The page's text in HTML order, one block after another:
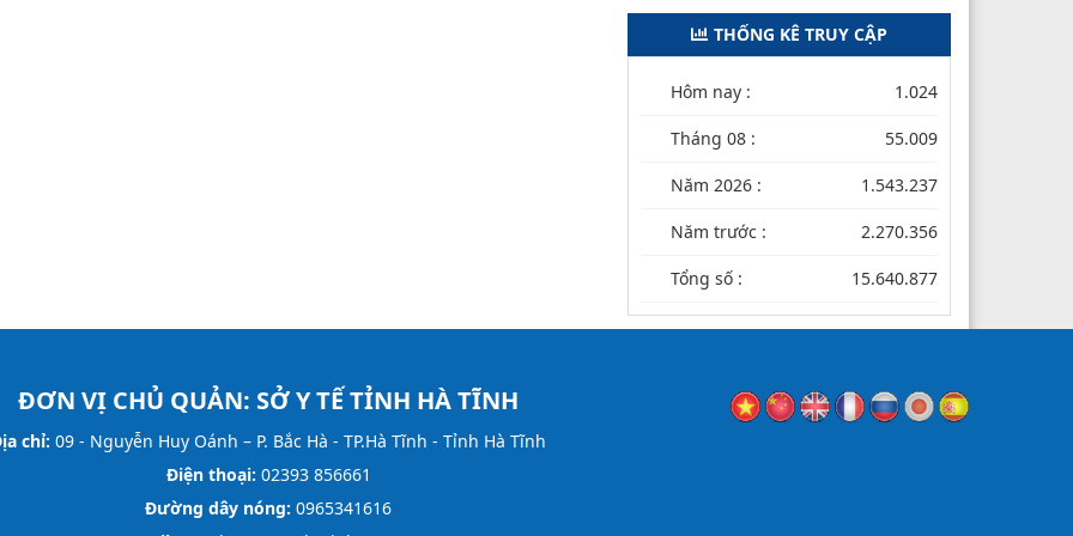
THỐNG KÊ TRUY CẬP
Hôm nay : 1.024
Tháng 08 : 55.009
Năm 2026 : 1.543.237
Năm trước : 2.270.356
Tổng số : 15.640.877
ĐƠN VỊ CHỦ QUẢN: SỞ Y TẾ TỈNH HÀ TĨNH
chỉ: 09 - Nguyễn Huy Oánh – P. Bắc Hà - TP.Hà Tĩnh - Tỉnh Hà Tĩnh
Điện thoại: 02393 856661
Đường dây nóng: 0965341616